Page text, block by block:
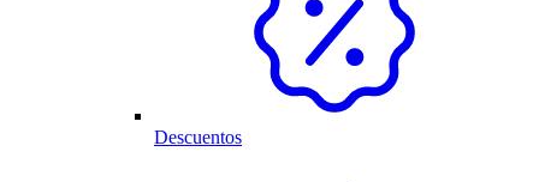
Descuentos